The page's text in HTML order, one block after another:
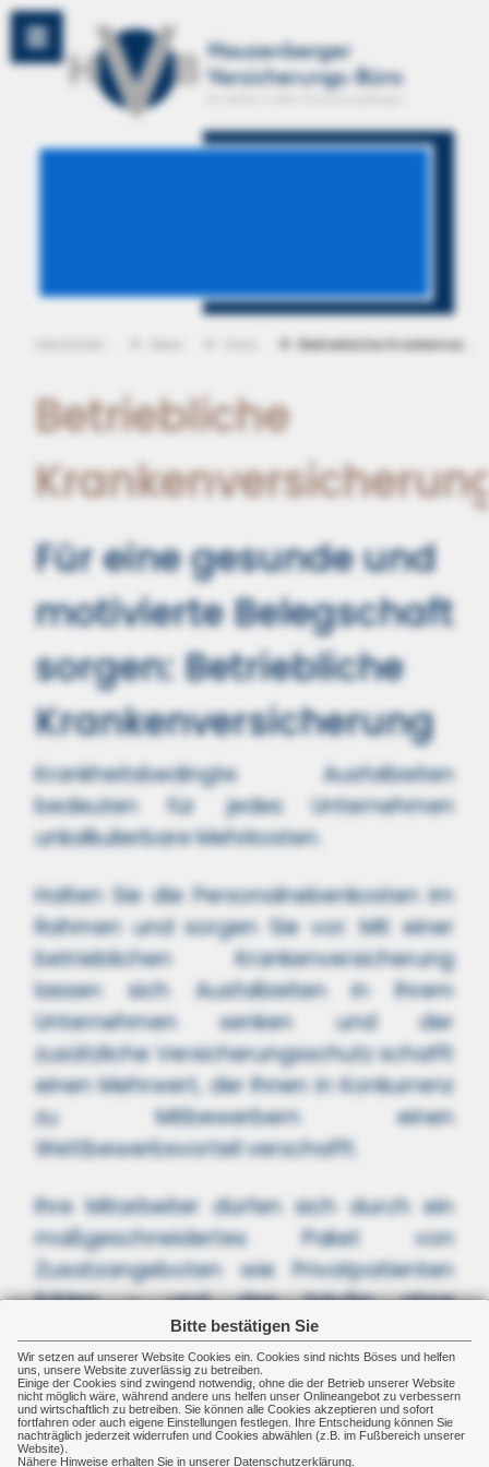
Bitte bestätigen Sie
Wir setzen auf unserer Website Cookies ein. Cookies sind nichts Böses und helfen
uns, unsere Website zuverlässig zu betreiben.
Einige der Cookies sind zwingend notwendig, ohne die der Betrieb unserer Website
nicht möglich wäre, während andere uns helfen unser Onlineangebot zu verbessern
und wirtschaftlich zu betreiben. Sie können alle Cookies akzeptieren und sofort
fortfahren oder auch eigene Einstellungen festlegen. Ihre Entscheidung können Sie
nachträglich jederzeit widerrufen und Cookies abwählen (z.B. im Fußbereich unserer
Website).
Nähere Hinweise erhalten Sie in unserer Datenschutzerklärung.
Betriebliche Krankenversicherung
Betriebliche
Für eine gesunde und
motivierte Belegschaft
sorgen: Betriebliche
Krankenversicherung
Krankheitsbedingte Ausfallzeiten
bedeuten für jedes Unternehmen
unkalkulierbare Mehrkosten.
Halten Sie die Personalnebenkosten im
Rahmen und sorgen Sie vor: Mit einer
betrieblichen Krankenversicherung
lassen sich Ausfallzeiten in Ihrem
Unternehmen senken und der
zusätzliche Versicherungsschutz schafft
einen Mehrwert, der Ihnen in Konkurrenz
zu Mitbewerbern einen
Wettbewerbsvorteil verschafft.
Ihre Mitarbeiter dürfen sich durch ein
maßgeschneidertes Paket von
Zusatzangeboten wie Privatpatienten
fühlen - und das häufig ohne
Gesundheitsprüfung.
Je nach gewählter Finanzierung des
betrieblichen Gesundheitsschutzes
sparen Sie Steuern und Ihre Belegschaft